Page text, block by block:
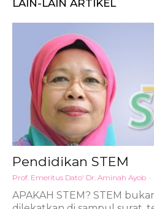
LAIN-LAIN ARTIKEL
Pendidikan STEM
Prof. Emeritus Dato' Dr. Aminah Ayob -
APAKAH STEM? STEM